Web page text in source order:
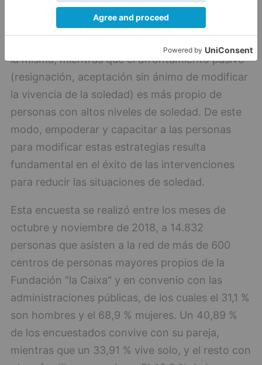
El informe concluye que las personas que no
sufren soledad afrontan la vida de manera
la misma; mientras que el afrontamiento pasivo
(resignación, aceptación sin ánimo de modificar
la vivencia de la soledad) es más propio de
personas con altos niveles de soledad. De este
modo, empoderar y capacitar a las personas
para modificar estas estrategias resulta
fundamental en el éxito de las intervenciones
para reducir las situaciones de soledad.
Esta encuesta se realizó entre los meses de
octubre y noviembre de 2018, a 14.832
personas que asisten a la red de más de 600
centros de personas mayores propios de la
Fundación "la Caixa" y en convenio con las
administraciones públicas, de los cuales el 31,1 %
son hombres y el 68,9 % mujeres. Un 40,89 %
de los encuestados convive con su pareja,
mientras que un 33,91 % vive solo, y el resto con